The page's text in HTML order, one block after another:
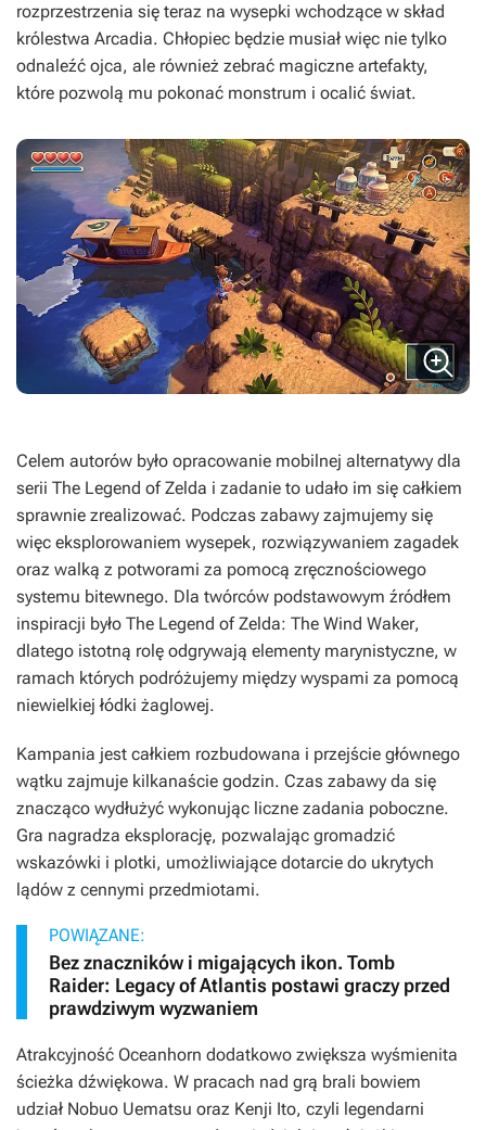
rozprzestrzenia się teraz na wysepki wchodzące w skład
królestwa Arcadia. Chłopiec będzie musiał więc nie tylko
odnaleźć ojca, ale również zebrać magiczne artefakty,
które pozwolą mu pokonać monstrum i ocalić świat.
Celem autorów było opracowanie mobilnej alternatywy dla
serii The Legend of Zelda i zadanie to udało im się całkiem
sprawnie zrealizować. Podczas zabawy zajmujemy się
więc eksplorowaniem wysepek, rozwiązywaniem zagadek
oraz walką z potworami za pomocą zręcznościowego
systemu bitewnego. Dla twórców podstawowym źródłem
inspiracji było The Legend of Zelda: The Wind Waker,
dlatego istotną rolę odgrywają elementy marynistyczne, w
ramach których podróżujemy między wyspami za pomocą
niewielkiej łódki żaglowej.
Kampania jest całkiem rozbudowana i przejście głównego
wątku zajmuje kilkanaście godzin. Czas zabawy da się
znacząco wydłużyć wykonując liczne zadania poboczne.
Gra nagradza eksplorację, pozwalając gromadzić
wskazówki i plotki, umożliwiające dotarcie do ukrytych
lądów z cennymi przedmiotami.
POWIĄZANE:
Bez znaczników i migających ikon. Tomb
Raider: Legacy of Atlantis postawi graczy przed
prawdziwym wyzwaniem
Atrakcyjność Oceanhorn dodatkowo zwiększa wyśmienita
ścieżka dźwiękowa. W pracach nad grą brali bowiem
udział Nobuo Uematsu oraz Kenji Ito, czyli legendarni